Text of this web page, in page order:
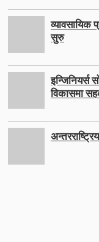
सुरु
इन्जिनियर्स
विकासमा